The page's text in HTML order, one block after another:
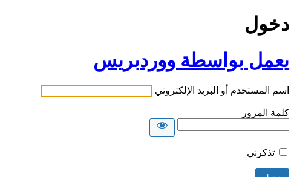
دخول
يعمل بواسطة ووردبريس
اسم المستخدم أو البريد الإلكتروني
كلمة المرور
تذكرني